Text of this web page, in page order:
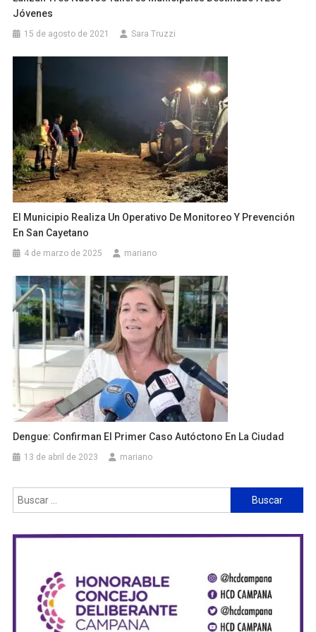
Jóvenes
15 de agosto de 2021 Sara Truzzi
El Municipio Realiza Un Operativo De Monitoreo Y Prevención
En San Cayetano
4 de marzo de 2025 mariano
Dengue: Confirman El Primer Caso Autóctono En La Ciudad
13 de abril de 2023 mariano
Buscar: